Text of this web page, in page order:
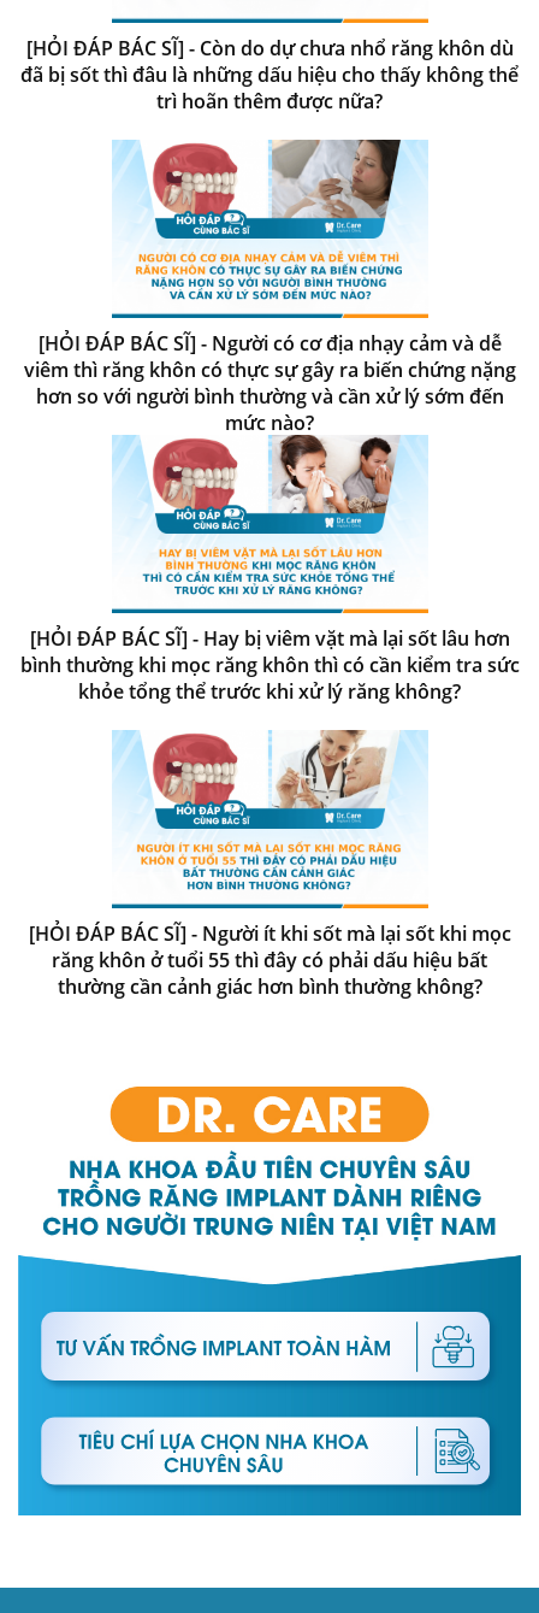
[HỎI ĐÁP BÁC SĨ] - Còn do dự chưa nhổ răng khôn dù
đã bị sốt thì đâu là những dấu hiệu cho thấy không thể
trì hoãn thêm được nữa?
[HỎI ĐÁP BÁC SĨ] - Người có cơ địa nhạy cảm và dễ
viêm thì răng khôn có thực sự gây ra biến chứng nặng
hơn so với người bình thường và cần xử lý sớm đến
mức nào?
[HỎI ĐÁP BÁC SĨ] - Hay bị viêm vặt mà lại sốt lâu hơn
bình thường khi mọc răng khôn thì có cần kiểm tra sức
khỏe tổng thể trước khi xử lý răng không?
[HỎI ĐÁP BÁC SĨ] - Người ít khi sốt mà lại sốt khi mọc
răng khôn ở tuổi 55 thì đây có phải dấu hiệu bất
thường cần cảnh giác hơn bình thường không?